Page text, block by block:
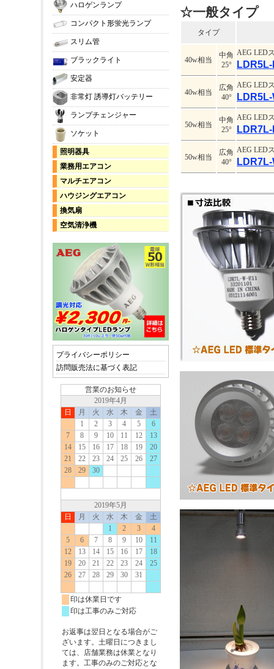
☆一般タイプ
タイプ
40w相当
中角
25°
AEG LED
40w相当
広角
40°
AEG LED
50w相当
中角
25°
AEG LED
50w相当
広角
40°
AEG LED
ハロゲンランプ
コンパクト形蛍光ランプ
スリム管
ブラックライト
安定器
非常灯 誘導灯バッテリー
ランプチェンジャー
ソケット
照明器具
業務用エアコン
マルチエアコン
ハウジングエアコン
換気扇
空気清浄機
プライバシーポリシー
訪問販売法に基づく表記